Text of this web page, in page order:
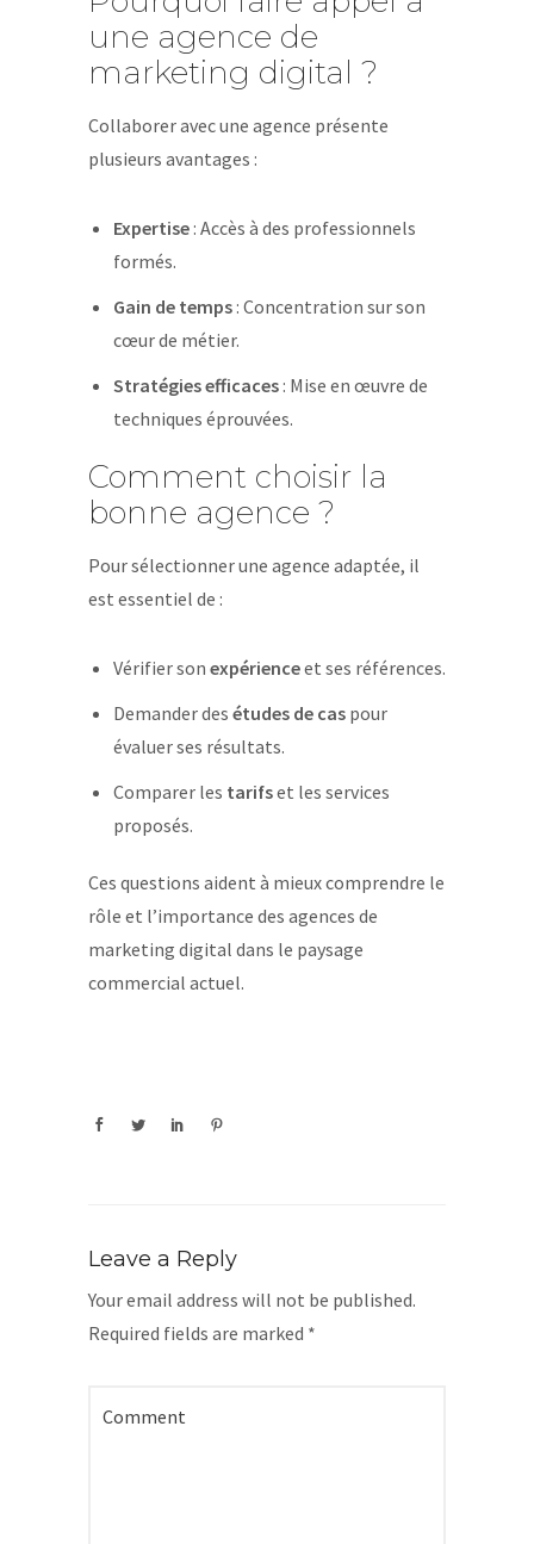
une agence de
marketing digital ?
Collaborer avec une agence présente
plusieurs avantages :
Expertise: Accès à des professionnels
formés.
Gain de temps: Concentration sur son
cœur de métier.
Stratégies efficaces: Mise en œuvre de
techniques éprouvées.
Comment choisir la
bonne agence ?
Pour sélectionner une agence adaptée, il
est essentiel de :
Vérifier son expérienceet ses références.
Demander des études de caspour
évaluer ses résultats.
Comparer les tarifset les services
proposés.
Ces questions aident à mieux comprendre le
rôle et l’importance des agences de
marketing digital dans le paysage
commercial actuel.
Leave a Reply
Your email address will not be published.
Required fields are marked *